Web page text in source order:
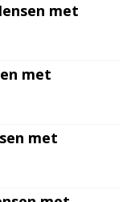
met
met
met